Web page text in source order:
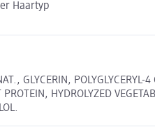
Haartyp
GLYCERIN,
PROTEIN, HYDROLYZED